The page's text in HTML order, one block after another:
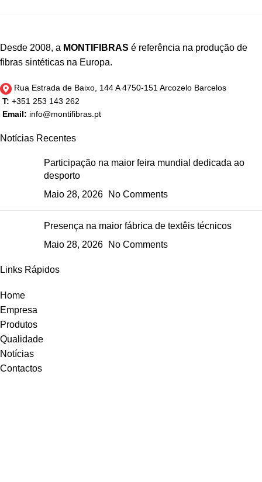
Desde 2008, a MONTIFIBRAS é referência na produção de
fibras sintéticas na Europa.
Rua Estrada de Baixo, 144 A 4750-151 Arcozelo Barcelos
T: +351 253 143 262
Email: info@montifibras.pt
Notícias Recentes
Participação na maior feira mundial dedicada ao
desporto
Maio 28, 2026
No Comments
Presença na maior fábrica de textêis técnicos
Maio 28, 2026
No Comments
Links Rápidos
Home
Empresa
Produtos
Qualidade
Notícias
Contactos